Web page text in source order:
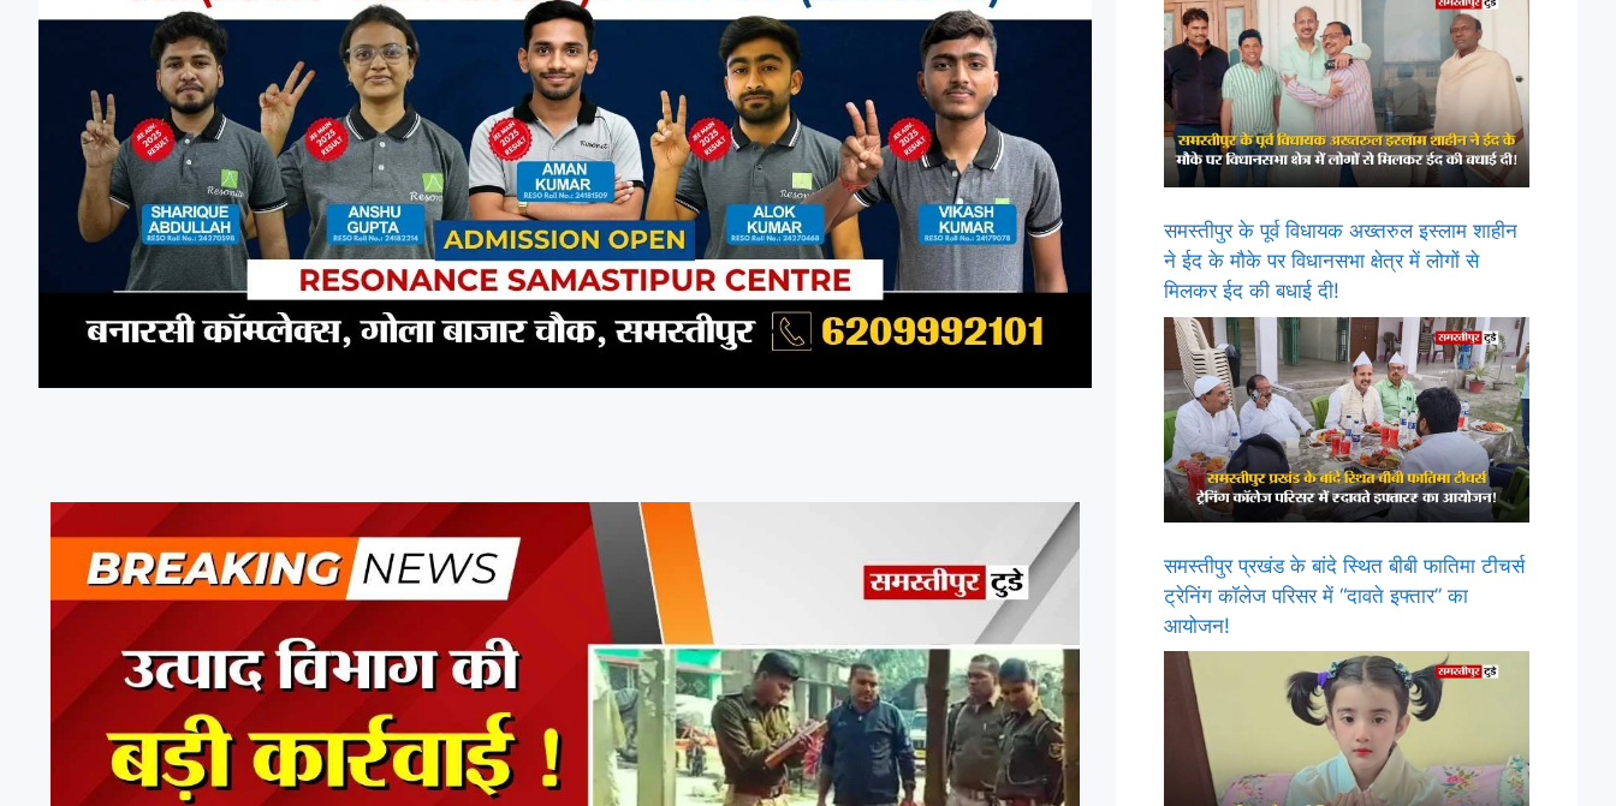
समस्तीपुर के पूर्व विधायक अख्तरुल इस्लाम शाहीन
ने ईद के मौके पर विधानसभा क्षेत्र में लोगों से
मिलकर ईद की बधाई दी!
समस्तीपुर प्रखंड के बांदे स्थित बीबी फातिमा टीचर्स
ट्रेनिंग कॉलेज परिसर में “दावते इफ्तार” का
आयोजन!